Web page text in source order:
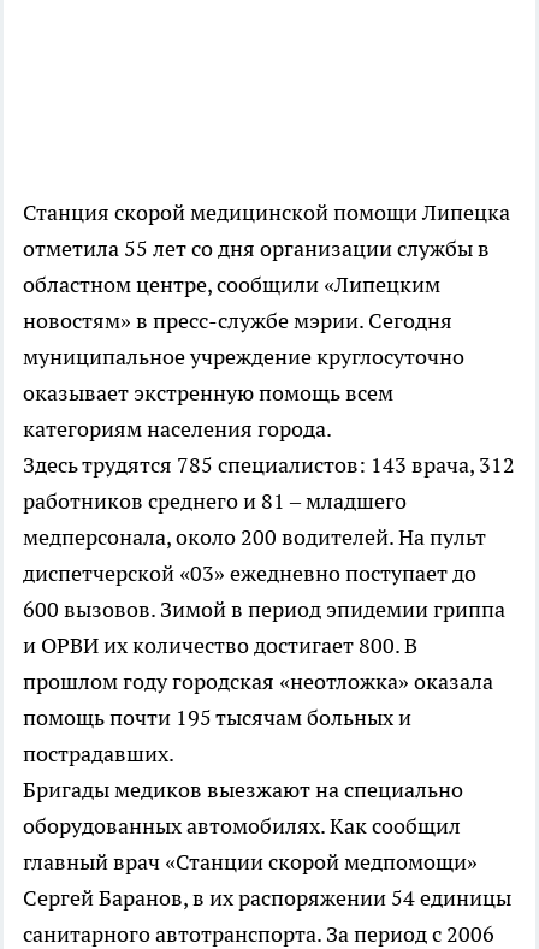
Станция скорой медицинской помощи Липецка
отметила 55 лет со дня организации службы в
областном центре, сообщили «Липецким
новостям» в пресс-службе мэрии. Сегодня
муниципальное учреждение круглосуточно
оказывает экстренную помощь всем
категориям населения города.
Здесь трудятся 785 специалистов: 143 врача, 312
работников среднего и 81 – младшего
медперсонала, около 200 водителей. На пульт
диспетчерской «03» ежедневно поступает до
600 вызовов. Зимой в период эпидемии гриппа
и ОРВИ их количество достигает 800. В
прошлом году городская «неотложка» оказала
помощь почти 195 тысячам больных и
пострадавших.
Бригады медиков выезжают на специально
оборудованных автомобилях. Как сообщил
главный врач «Станции скорой медпомощи»
Сергей Баранов, в их распоряжении 54 единицы
санитарного автотранспорта. За период с 2006